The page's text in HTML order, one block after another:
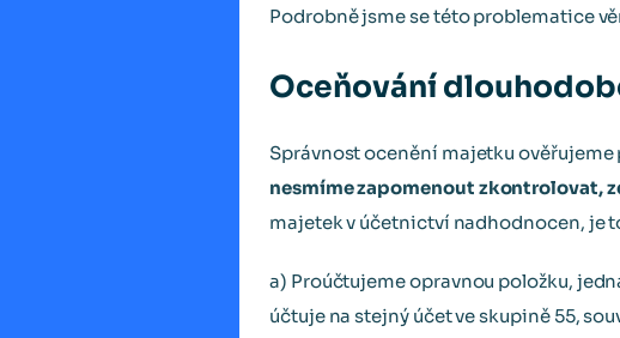
Podrobně jsme se této problematice
Oceňování
Správnost ocenění majetku
nesmíme zapomenout zkontrolovat,
majetek v účetnictví nadhodnocen, je
a) Proúčtujeme opravnou položku,
účtuje na stejný účet ve skupině 55,